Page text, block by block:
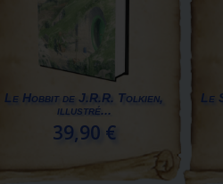
Le Hobbit de J.R.R. Tolkien,
illustré...
39,90 €
Le